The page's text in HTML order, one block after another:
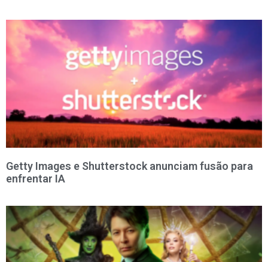
Getty Images e Shutterstock anunciam fusão para
enfrentar IA